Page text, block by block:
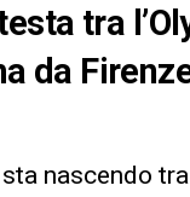
tra
da
nascendo tra